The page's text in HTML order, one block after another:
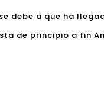
debe a que ha
de principio a fin